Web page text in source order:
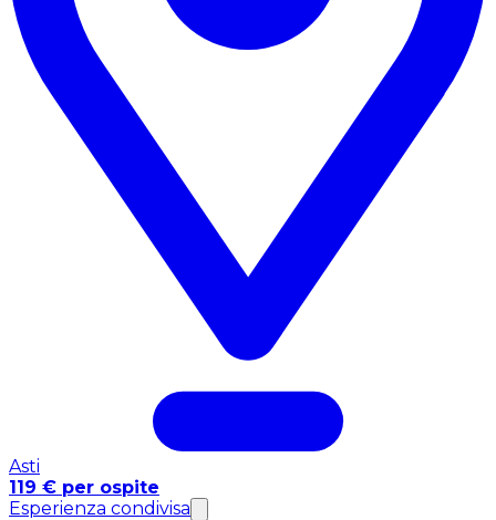
Asti
119 € per ospite
Esperienza condivisa